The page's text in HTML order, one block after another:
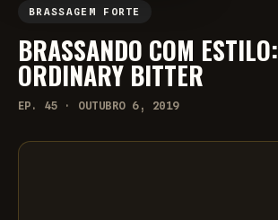
BRASSAGEM FORTE
BRASSANDO COM ESTILO:
ORDINARY BITTER
EP. 45 · OUTUBRO 6, 2019